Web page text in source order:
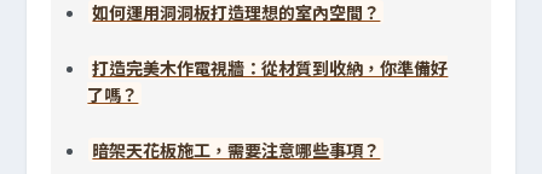
如何運用洞洞板打造理想的室內空間？
打造完美木作電視牆：從材質到收納，你準備好
了嗎？
暗架天花板施工，需要注意哪些事項？